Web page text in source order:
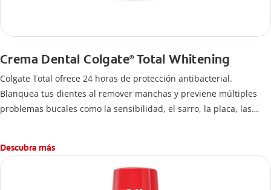
Crema Dental Colgate®Total Whitening
Colgate Total ofrece 24 horas de protección antibacterial.
Blanquea tus dientes al remover manchas y previene múltiples
problemas bucales como la sensibilidad, el sarro, la placa, las
Descubra más